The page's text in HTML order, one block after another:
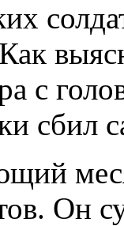
с
сбил
Он